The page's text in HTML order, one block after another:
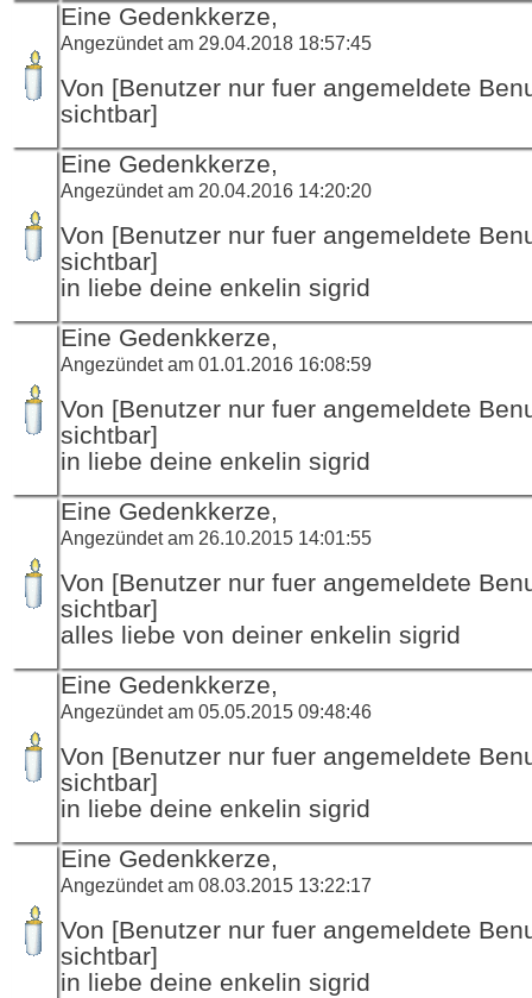
Eine Gedenkkerze,
Angezündet am 29.04.2018 18:57:45
Von [Benutzer nur fuer angemeldete
sichtbar]
Eine Gedenkkerze,
Angezündet am 20.04.2016 14:20:20
Von [Benutzer nur fuer angemeldete
sichtbar]
in liebe deine enkelin sigrid
Eine Gedenkkerze,
Angezündet am 01.01.2016 16:08:59
Von [Benutzer nur fuer angemeldete
sichtbar]
in liebe deine enkelin sigrid
Eine Gedenkkerze,
Angezündet am 26.10.2015 14:01:55
Von [Benutzer nur fuer angemeldete
sichtbar]
alles liebe von deiner enkelin sigrid
Eine Gedenkkerze,
Angezündet am 05.05.2015 09:48:46
Von [Benutzer nur fuer angemeldete
sichtbar]
in liebe deine enkelin sigrid
Eine Gedenkkerze,
Angezündet am 08.03.2015 13:22:17
Von [Benutzer nur fuer angemeldete
sichtbar]
in liebe deine enkelin sigrid